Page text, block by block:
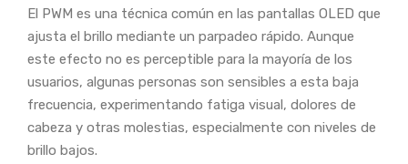
El PWM es una técnica común en las pantallas OLED que
ajusta el brillo mediante un parpadeo rápido. Aunque
este efecto no es perceptible para la mayoría de los
usuarios, algunas personas son sensibles a esta baja
frecuencia, experimentando fatiga visual, dolores de
cabeza y otras molestias, especialmente con niveles de
brillo bajos.